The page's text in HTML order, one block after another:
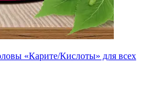
«Карите/Кислоты» для всех